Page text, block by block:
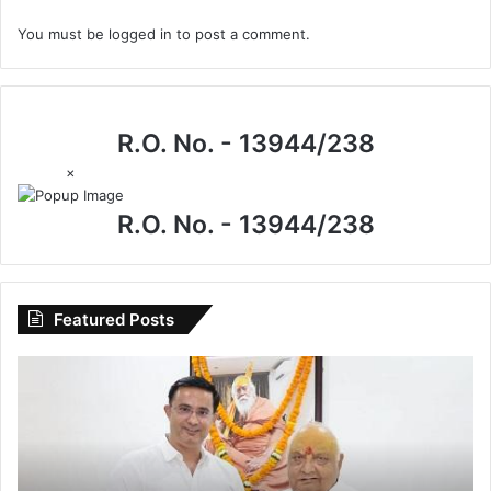
You must be logged in to post a comment.
R.O. No. - 13944/238
×
R.O. No. - 13944/238
Featured Posts